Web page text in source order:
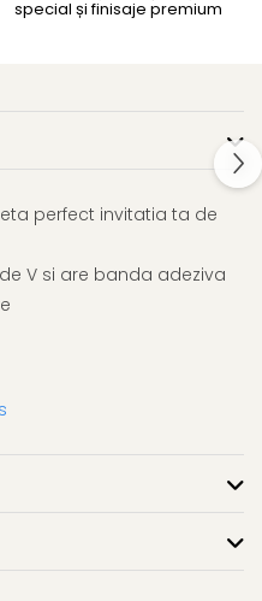
special și finisaje premium
perfect invitatia ta de
V si are banda adeziva